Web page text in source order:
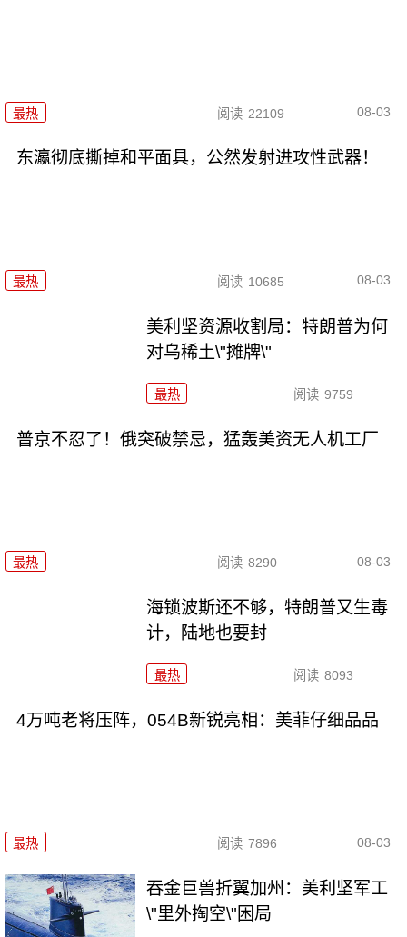
最热 阅读 22109 08-03
东瀛彻底撕掉和平面具，公然发射进攻性武器！
最热 阅读 10685 08-03
美利坚资源收割局：特朗普为何
对乌稀土\"摊牌\"
最热 阅读 9759
普京不忍了！俄突破禁忌，猛轰美资无人机工厂
最热 阅读 8290 08-03
海锁波斯还不够，特朗普又生毒
计，陆地也要封
最热 阅读 8093
4万吨老将压阵，054B新锐亮相：美菲仔细品品
最热 阅读 7896 08-03
吞金巨兽折翼加州：美利坚军工
\"里外掏空\"困局